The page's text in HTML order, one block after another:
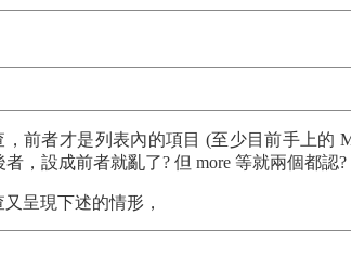
前者才是列表內的項目 (至少目前手上的
，設成前者就亂了? 但 more 等就兩個都認?
呈現下述的情形，